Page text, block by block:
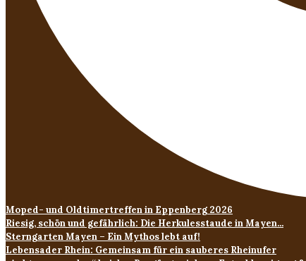
Moped- und Oldtimertreffen in Eppenberg 2026
Riesig, schön und gefährlich: Die Herkulesstaude in Mayen...
Sterngarten Mayen – Ein Mythos lebt auf!
Lebensader Rhein: Gemeinsam für ein sauberes Rheinufer